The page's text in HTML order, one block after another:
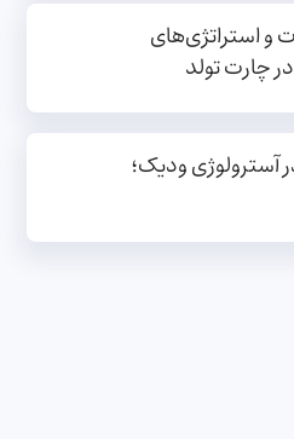
و استراتژی‌های
چارت تولد
آسترولوژی ودیک؛